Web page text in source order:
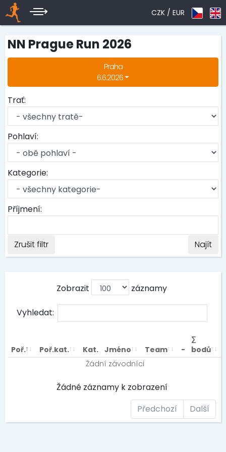
CZK / EUR
NN Prague Run 2026
Praha
6.6.2026
Trať:
Pohlaví:
Kategorie:
Příjmení:
Zrušit filtr Najít
Zobrazit záznamy
Vyhledat:
Poř. Poř.kat. Kat. Jméno Team -
∑
bodů
Žádní závodníci
Žádné záznamy k zobrazení
Předchozí
Další